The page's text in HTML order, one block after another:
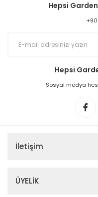
Hepsi
+90
Hepsi
Sosyal medya
İletişim
ÜYELİK